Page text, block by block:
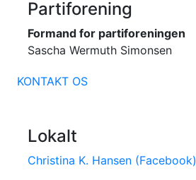
Partiforening
Formand for partiforeningen
Sascha Wermuth Simonsen
KONTAKT OS
Lokalt
Christina K. Hansen (Facebook)